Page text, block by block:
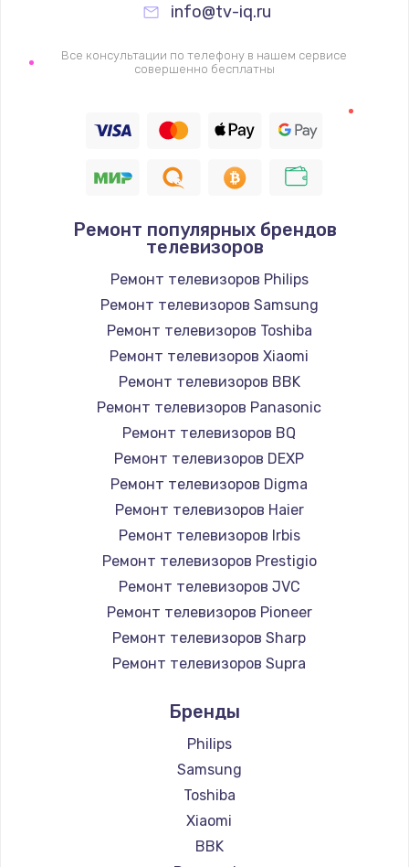
Не работает
1400 руб.
Восстановление цепи питания, пайка
Заказать
Программный ремонт/прошивка
Замена Bluetooth/Wi-Fi модуля
Заказать
Замена картридера
890 руб.
Заказать
Замена микросхемы NFC
1100 руб.
Заказать
Замена шим-контроллера
Заказать
Настройка Wi-Fi
1030 руб.
Заказать
info@tv-iq.ru
Все консультации по телефону в нашем сервисе
совершенно бесплатны
Ремонт популярных брендов
телевизоров
Ремонт телевизоров Philips
Ремонт телевизоров Samsung
Ремонт телевизоров Toshiba
Ремонт телевизоров Xiaomi
Ремонт телевизоров BBK
Ремонт телевизоров Panasonic
Ремонт телевизоров BQ
Ремонт телевизоров DEXP
Ремонт телевизоров Digma
Ремонт телевизоров Haier
Ремонт телевизоров Irbis
Ремонт телевизоров Prestigio
Ремонт телевизоров JVC
Ремонт телевизоров Pioneer
Ремонт телевизоров Sharp
Ремонт телевизоров Supra
Ремонт телевизоров Hisense
Ремонт телевизоров Daewoo
Ремонт телевизоров Centek
Ремонт телевизоров Telefunken
Ремонт телевизоров Hyundai
Ремонт телевизоров Doffler
Бренды
Philips
Samsung
Toshiba
Xiaomi
BBK